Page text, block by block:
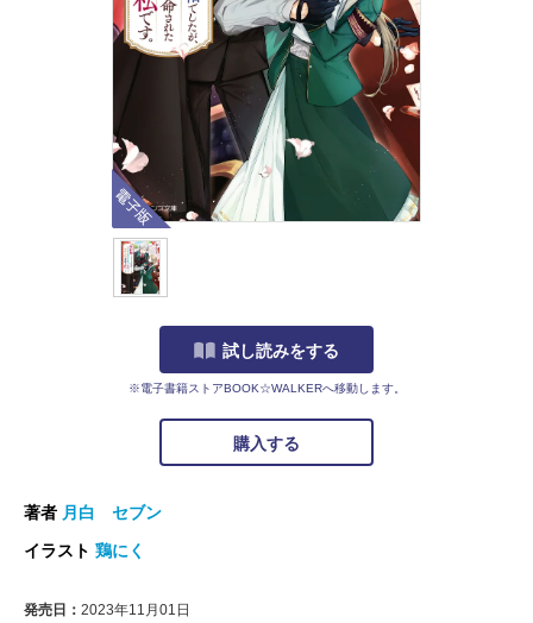
電子版
試し読みをする
※電子書籍ストアBOOK☆WALKERへ移動します。
購入する
著者 月白 セブン
イラスト 鶏にく
発売日： 2023年11月01日